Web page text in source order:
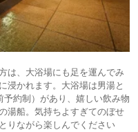
は、大浴場にも足を運んでみ
浸かれます。大浴場は男湯と
約制）があり、嬉しい飲み物
湯船。気持ちよすぎてのぼせ
りながら楽しんでください